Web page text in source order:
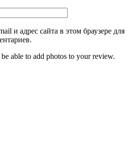
и адрес сайта в этом браузере для
able to add photos to your review.